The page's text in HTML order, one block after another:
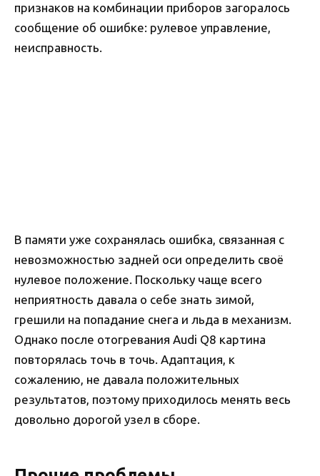
признаков на комбинации приборов загоралось
сообщение об ошибке: рулевое управление,
неисправность.
В памяти уже сохранялась ошибка, связанная с
невозможностью задней оси определить своё
нулевое положение. Поскольку чаще всего
неприятность давала о себе знать зимой,
грешили на попадание снега и льда в механизм.
Однако после отогревания Audi Q8 картина
повторялась точь в точь. Адаптация, к
сожалению, не давала положительных
результатов, поэтому приходилось менять весь
довольно дорогой узел в сборе.